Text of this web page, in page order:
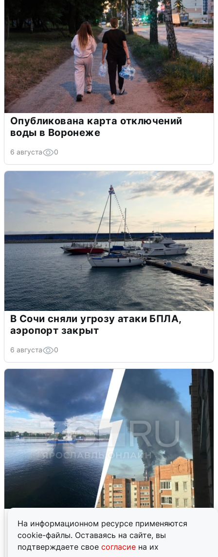
На информационном ресурсе применяются
cookie-файлы. Оставаясь на сайте, вы
подтверждаете свое согласие на их
Опубликована карта отключений
воды в Воронеже
6 августа 0
В Сочи сняли угрозу атаки БПЛА,
аэропорт закрыт
6 августа 0
попадания и последствия
6 августа 0